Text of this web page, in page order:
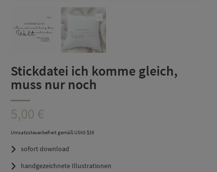
Stickdatei ich komme gleich,
muss nur noch
5,00 €
Umsatzsteuerbefreit gemäß UStG §19
sofort download
handgezeichnete Illustrationen